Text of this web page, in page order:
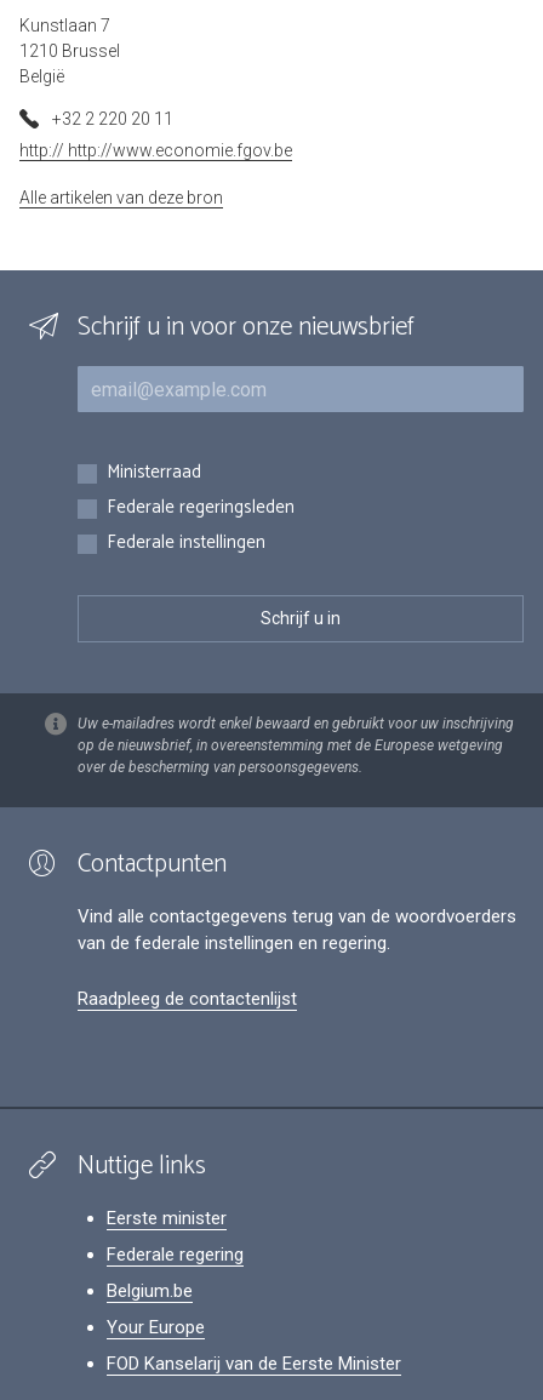
Kunstlaan 7
1210 Brussel
België
+32 2 220 20 11
http:// http://www.economie.fgov.be
Alle artikelen van deze bron
Schrijf u in voor onze nieuwsbrief
E-mail
Inschrijvingen
Ministerraad
Federale regeringsleden
Federale instellingen
Uw e-mailadres wordt enkel bewaard en gebruikt voor uw inschrijving
op de nieuwsbrief, in overeenstemming met de Europese wetgeving
over de bescherming van persoonsgegevens.
Contactpunten
Vind alle contactgegevens terug van de woordvoerders
van de federale instellingen en regering.
Raadpleeg de contactenlijst
Nuttige links
Eerste minister
Federale regering
Belgium.be
Your Europe
FOD Kanselarij van de Eerste Minister